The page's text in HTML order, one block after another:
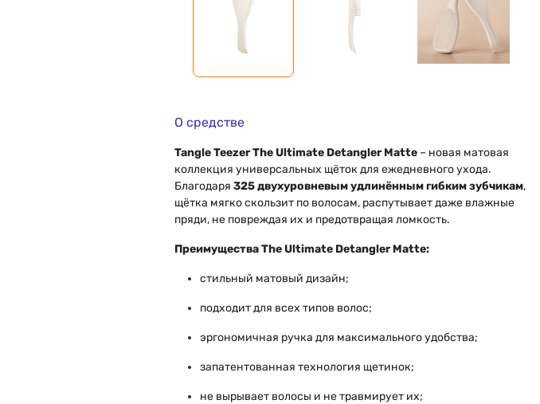
О средстве
Tangle Teezer The Ultimate Detangler Matte– новая матовая
коллекция универсальных щёток для ежедневного ухода.
Благодаря 325 двухуровневым удлинённым гибким зубчикам,
щётка мягко скользит по волосам, распутывает даже влажные
пряди, не повреждая их и предотвращая ломкость.
Преимущества The Ultimate Detangler Matte:
стильный матовый дизайн;
подходит для всех типов волос;
эргономичная ручка для максимального удобства;
запатентованная технология щетинок;
не вырывает волосы и не травмирует их;